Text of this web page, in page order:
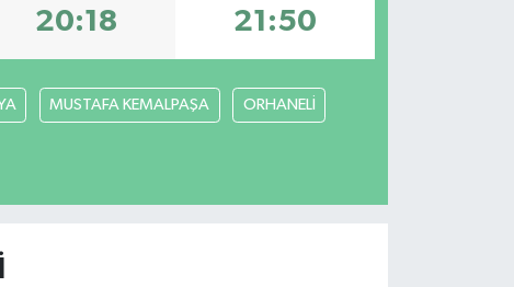
20:18 21:50
MUSTAFA KEMALPAŞA ORHANELİ